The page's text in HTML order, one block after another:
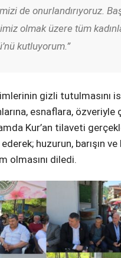
de onurlandırıyoruz.
olmak üzere tüm
kutluyorum.”
gizli tutulmasını
esnaflara, özveriyle
Kur’an tilaveti
huzurun, barışın
olmasını diledi.